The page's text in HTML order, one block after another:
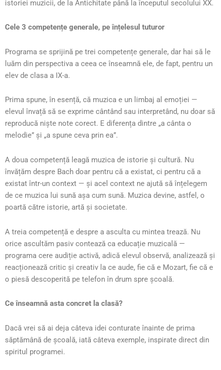
istoriei muzicii, de la Antichitate până la începutul secolului XX.
Cele 3 competențe generale, pe înțelesul tuturor
Programa se sprijină pe trei competențe generale, dar hai să le
luăm din perspectiva a ceea ce înseamnă ele, de fapt, pentru un
elev de clasa a IX-a.
Prima spune, în esență, că muzica e un limbaj al emoției —
elevul învață să se exprime cântând sau interpretând, nu doar să
reproducă niște note corect. E diferența dintre „a cânta o
melodie” și „a spune ceva prin ea”.
A doua competență leagă muzica de istorie și cultură. Nu
învățăm despre Bach doar pentru că a existat, ci pentru că a
existat într-un context — și acel context ne ajută să înțelegem
de ce muzica lui sună așa cum sună. Muzica devine, astfel, o
poartă către istorie, artă și societate.
A treia competență e despre a asculta cu mintea trează. Nu
orice ascultăm pasiv contează ca educație muzicală —
programa cere audiție activă, adică elevul observă, analizează și
reacționează critic și creativ la ce aude, fie că e Mozart, fie că e
o piesă descoperită pe telefon în drum spre școală.
Ce înseamnă asta concret la clasă?
Dacă vrei să ai deja câteva idei conturate înainte de prima
săptămână de școală, iată câteva exemple, inspirate direct din
spiritul programei.